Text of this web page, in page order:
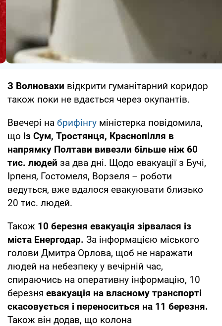
З Волновахи відкрити гуманітарний коридор
також поки не вдається через окупантів.
Ввечері на брифінгу міністерка повідомила,
що із Сум, Тростянця, Краснопілля в
напрямку Полтави вивезли більше ніж 60
тис. людей за два дні. Щодо евакуації з Бучі,
Ірпеня, Гостомеля, Ворзеля – роботи
ведуться, вже вдалося евакуювати близько
20 тис. людей.
Також 10 березня евакуація зірвалася із
міста Енергодар. За інформацією міського
голови Дмитра Орлова, щоб не наражати
людей на небезпеку у вечірній час,
спираючись на оперативну інформацію, 10
березня евакуація на власному транспорті
скасовується і переноситься на 11 березня.
Також він додав, що колона